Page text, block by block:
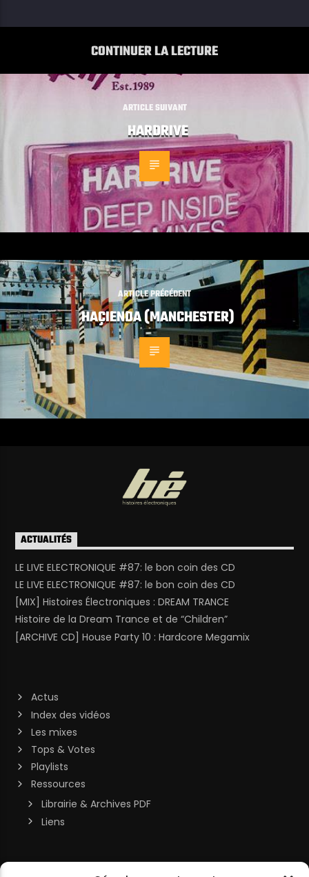
CONTINUER LA LECTURE
ARTICLE SUIVANT
HARDRIVE
ARTICLE PRÉCÉDENT
HAÇIENDA (MANCHESTER)
ACTUALITÉS
LE LIVE ELECTRONIQUE #87: le bon coin des CD
LE LIVE ELECTRONIQUE #87: le bon coin des CD
[MIX] Histoires Électroniques : DREAM TRANCE
Histoire de la Dream Trance et de “Children”
[ARCHIVE CD] House Party 10 : Hardcore Megamix
Actus
Index des vidéos
Les mixes
Tops & Votes
Playlists
Ressources
Librairie & Archives PDF
Liens